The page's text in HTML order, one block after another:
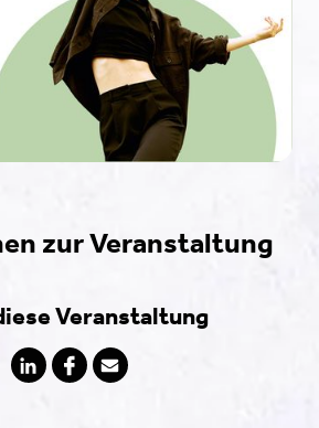
zur Veranstaltung
Veranstaltung